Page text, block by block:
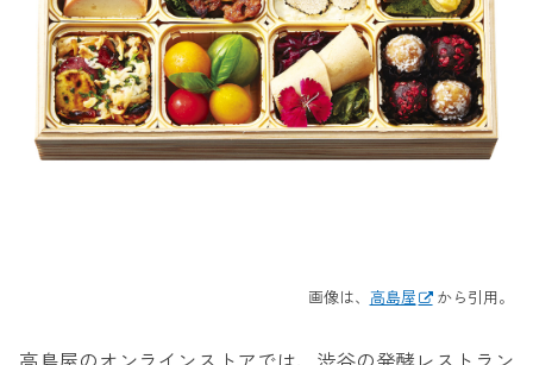
画像は、 高島屋 から引用。